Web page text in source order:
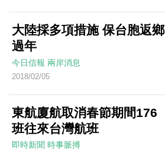
大陸採多項措施 保台胞返鄉
過年
今日信報 兩岸消息
2018/02/05
東航廈航取消春節期間176
班往來台灣航班
即時新聞 時事脈搏